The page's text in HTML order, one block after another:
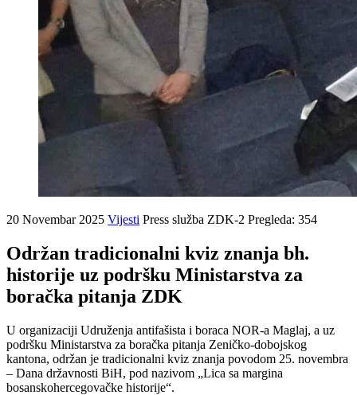
20 Novembar 2025 Vijesti Press služba ZDK-2 Pregleda: 354
Održan tradicionalni kviz znanja bh.
historije uz podršku Ministarstva za
boračka pitanja ZDK
U organizaciji Udruženja antifašista i boraca NOR-a Maglaj, a uz
podršku Ministarstva za boračka pitanja Zeničko-dobojskog
kantona, održan je tradicionalni kviz znanja povodom 25. novembra
– Dana državnosti BiH, pod nazivom „Lica sa margina
bosanskohercegovačke historije“.